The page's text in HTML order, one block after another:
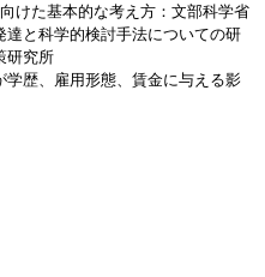
けた基本的な考え方：文部科学省
と科学的検討手法についての研
研究所
歴、雇用形態、賃金に与える影